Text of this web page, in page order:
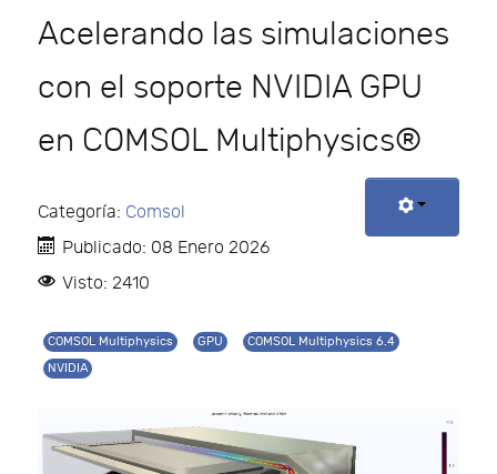
Acelerando las simulaciones
con el soporte NVIDIA GPU
en COMSOL Multiphysics®
Categoría: Comsol
Publicado: 08 Enero 2026
Visto: 2410
COMSOL Multiphysics GPU
COMSOL Multiphysics 6.4
NVIDIA